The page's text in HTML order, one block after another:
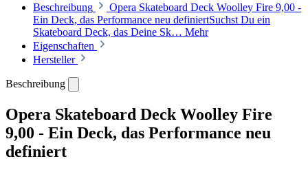
Beschreibung
Opera Skateboard Deck Woolley Fire 9,00 -
Ein Deck, das Performance neu definiertSuchst Du ein
Skateboard Deck, das Deine Sk… Mehr
Eigenschaften
Hersteller
Beschreibung
Opera Skateboard Deck Woolley Fire
9,00 - Ein Deck, das Performance neu
definiert